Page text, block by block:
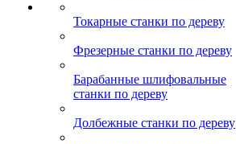
Токарные станки по дереву
Фрезерные станки по дереву
Барабанные шлифовальные
станки по дереву
Долбежные станки по дереву